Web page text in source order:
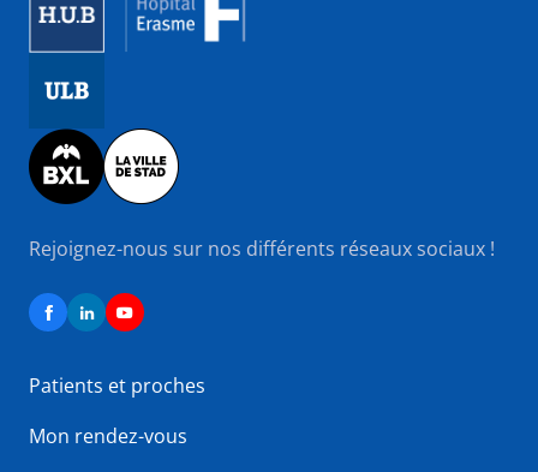
Image
Rejoignez-nous sur nos différents réseaux sociaux !
Patients et proches
Mon rendez-vous